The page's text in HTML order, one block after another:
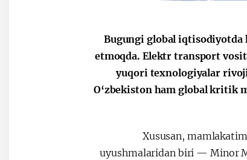
Bugungi global
etmoqda. Elektr transport
yuqori texnologiyalar
O‘zbekiston ham global
Xususan,
uyushmalaridan biri — Minor